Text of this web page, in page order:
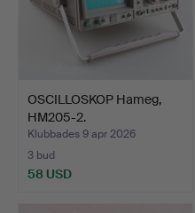
OSCILLOSKOP Hameg,
HM205-2.
Klubbades 9 apr 2026
3 bud
58 USD